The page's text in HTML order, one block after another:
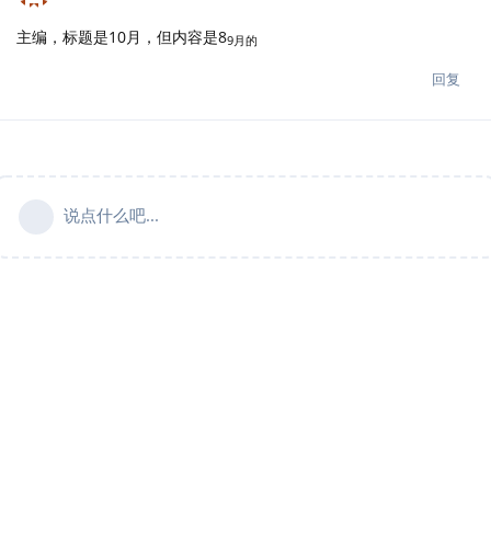
主编，标题是10月，但内容是89月的
回复
说点什么吧...